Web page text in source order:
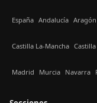
España Andalucía Aragón
Castilla La-Mancha
Madrid Murcia Navarra